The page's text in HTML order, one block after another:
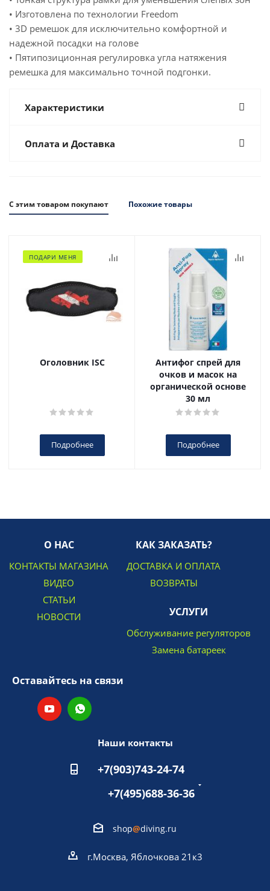
• Изготовлена по технологии Freedom
• 3D ремешок для исключительно комфортной и
надежной посадки на голове
• Пятипозиционная регулировка угла натяжения
ремешка для максимально точной подгонки.
Характеристики
Оплата и Доставка
С этим товаром покупают Похожие товары
ПОДАРИ МЕНЯ
Оголовник ISC
Подробнее
Антифог спрей для
очков и масок на
органической основе
30 мл
Подробнее
О НАС
КОНТАКТЫ МАГАЗИНА
ВИДЕО
СТАТЬИ
НОВОСТИ
КАК ЗАКАЗАТЬ?
ДОСТАВКА И ОПЛАТА
ВОЗВРАТЫ
УСЛУГИ
Обслуживание регуляторов
Замена батареек
Оставайтесь на связи
Наши контакты
+7(903)743-24-74
+7(495)688-36-36
shop@diving.ru
г.Москва, Яблочкова 21к3